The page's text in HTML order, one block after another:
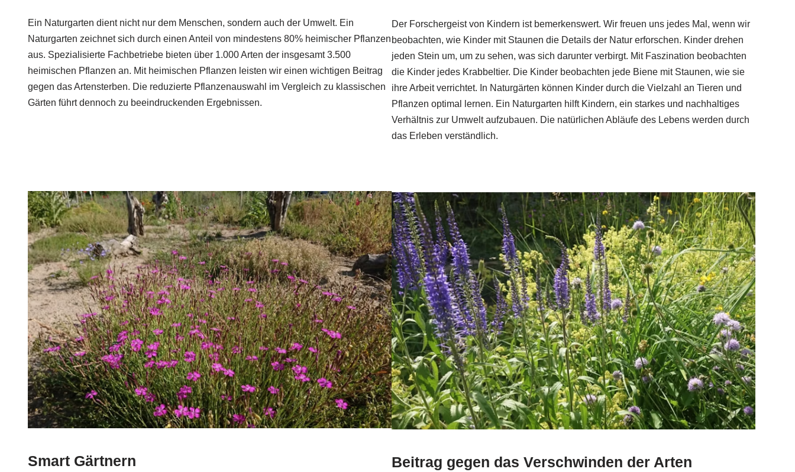
Ein Naturgarten dient nicht nur dem Menschen, sondern auch der Umwelt. Ein
Naturgarten zeichnet sich durch einen Anteil von mindestens 80% heimischer Pflanzen
aus. Spezialisierte Fachbetriebe bieten über 1.000 Arten der insgesamt 3.500
heimischen Pflanzen an. Mit heimischen Pflanzen leisten wir einen wichtigen Beitrag
gegen das Artensterben. Die reduzierte Pflanzenauswahl im Vergleich zu klassischen
Gärten führt dennoch zu beeindruckenden Ergebnissen.
Der Forschergeist von Kindern ist bemerkenswert. Wir freuen uns jedes Mal, wenn wir
beobachten, wie Kinder mit Staunen die Details der Natur erforschen. Kinder drehen
jeden Stein um, um zu sehen, was sich darunter verbirgt. Mit Faszination beobachten
die Kinder jedes Krabbeltier. Die Kinder beobachten jede Biene mit Staunen, wie sie
ihre Arbeit verrichtet. In Naturgärten können Kinder durch die Vielzahl an Tieren und
Pflanzen optimal lernen. Ein Naturgarten hilft Kindern, ein starkes und nachhaltiges
Verhältnis zur Umwelt aufzubauen. Die natürlichen Abläufe des Lebens werden durch
das Erleben verständlich.
Smart Gärtnern Beitrag gegen das Verschwinden der Arten